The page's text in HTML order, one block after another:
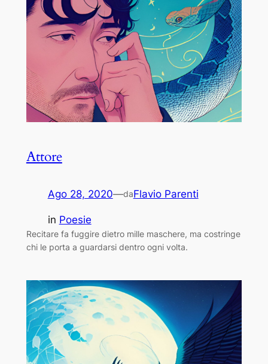
Attore
Ago 28, 2020—daFlavio Parenti
in Poesie
Recitare fa fuggire dietro mille maschere, ma costringe
chi le porta a guardarsi dentro ogni volta.